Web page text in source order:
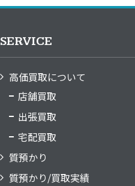
SERVICE
高価買取について
店舗買取
出張買取
宅配買取
質預かり
質預かり/買取実績